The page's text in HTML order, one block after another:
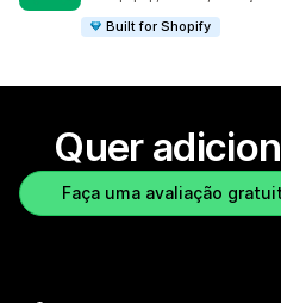
Built for Shopify
Quer
Faça uma avaliação